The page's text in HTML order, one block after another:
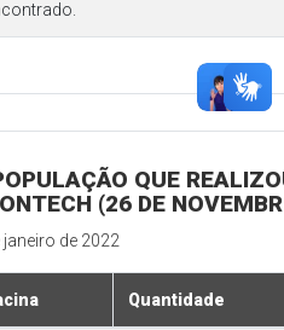
QUE
(26 DE
janeiro de 2022
Quantidade